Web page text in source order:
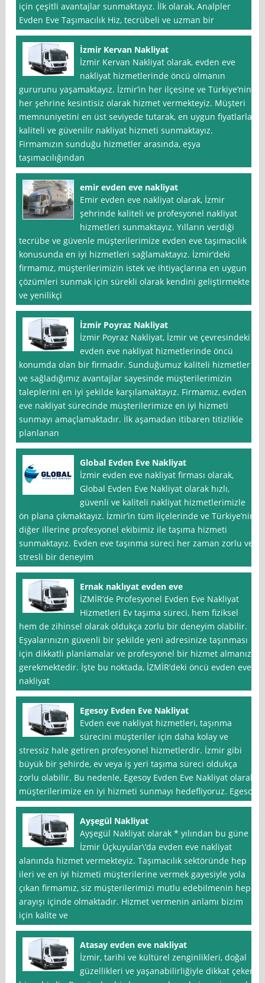
için çeşitli avantajlar sunmaktayız. İlk olarak, Analpler
Evden Eve Taşımacılık Hiz, tecrübeli ve uzman bir
İzmir Kervan Nakliyat
İzmir Kervan Nakliyat olarak, evden eve
nakliyat hizmetlerinde öncü olmanın
gururunu yaşamaktayız. İzmir’in her ilçesine ve Türkiye’nin
her şehrine kesintisiz olarak hizmet vermekteyiz. Müşteri
memnuniyetini en üst seviyede tutarak, en uygun fiyatlarla
kaliteli ve güvenilir nakliyat hizmeti sunmaktayız.
Firmamızın sunduğu hizmetler arasında, eşya
taşımacılığından
emir evden eve nakliyat
Emir evden eve nakliyat olarak, İzmir
şehrinde kaliteli ve profesyonel nakliyat
hizmetleri sunmaktayız. Yılların verdiği
tecrübe ve güvenle müşterilerimize evden eve taşımacılık
konusunda en iyi hizmetleri sağlamaktayız. İzmir’deki
firmamız, müşterilerimizin istek ve ihtiyaçlarına en uygun
çözümleri sunmak için sürekli olarak kendini geliştirmekte
ve yenilikçi
İzmir Poyraz Nakliyat
İzmir Poyraz Nakliyat, İzmir ve çevresindeki
evden eve nakliyat hizmetlerinde öncü
konumda olan bir firmadır. Sunduğumuz kaliteli hizmetler
ve sağladığımız avantajlar sayesinde müşterilerimizin
taleplerini en iyi şekilde karşılamaktayız. Firmamız, evden
eve nakliyat sürecinde müşterilerimize en iyi hizmeti
sunmayı amaçlamaktadır. İlk aşamadan itibaren titizlikle
planlanan
Global Evden Eve Nakliyat
İzmir evden eve nakliyat firması olarak,
Global Evden Eve Nakliyat olarak hızlı,
güvenli ve kaliteli nakliyat hizmetlerimizle
ön plana çıkmaktayız. İzmir’in tüm ilçelerinde ve Türkiye’nin
diğer illerine profesyonel ekibimiz ile taşıma hizmeti
sunmaktayız. Evden eve taşınma süreci her zaman zorlu ve
stresli bir deneyim
Ernak naklıyat evden eve
İZMİR’de Profesyonel Evden Eve Nakliyat
Hizmetleri Ev taşıma süreci, hem fiziksel
hem de zihinsel olarak oldukça zorlu bir deneyim olabilir.
Eşyalarınızın güvenli bir şekilde yeni adresinize taşınması
için dikkatli planlamalar ve profesyonel bir hizmet almanız
gerekmektedir. İşte bu noktada, İZMİR’deki öncü evden eve
nakliyat
Egesoy Evden Eve Nakliyat
Evden eve nakliyat hizmetleri, taşınma
sürecini müşteriler için daha kolay ve
stressiz hale getiren profesyonel hizmetlerdir. İzmir gibi
büyük bir şehirde, ev veya iş yeri taşıma süreci oldukça
zorlu olabilir. Bu nedenle, Egesoy Evden Eve Nakliyat olarak,
müşterilerimize en iyi hizmeti sunmayı hedefliyoruz. Egesoy
Ayşegül Nakliyat
Ayşegül Nakliyat olarak * yılından bu güne
İzmir Üçkuyular\’da evden eve nakliyat
alanında hizmet vermekteyiz. Taşımacılık sektöründe hep
ileri ve en iyi hizmeti müşterilerine vermek gayesiyle yola
çıkan firmamız, siz müşterilerimizi mutlu edebilmenin hep
arayışı içinde olmaktadır. Hizmet vermenin anlamı bizim
için kalite ve
Atasay evden eve nakliyat
İzmir, tarihi ve kültürel zenginlikleri, doğal
güzellikleri ve yaşanabilirliğiyle dikkat çeken